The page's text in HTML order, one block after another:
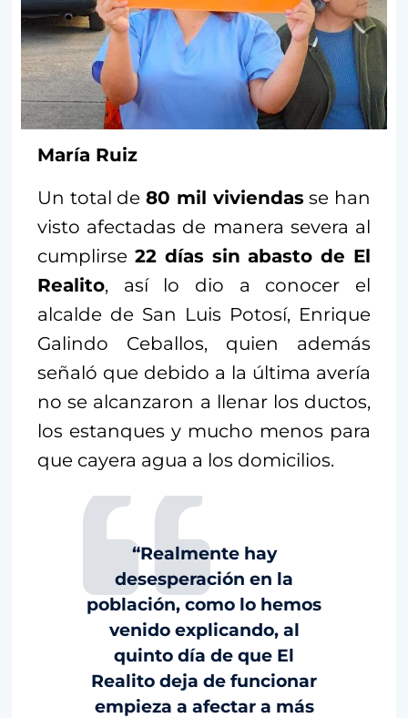
María Ruiz
Un total de80 mil viviendas se han
visto afectadas de manera severa al
cumplirse 22 días sin abasto de El
Realito, así lo dio a conocer el
alcalde de San Luis Potosí, Enrique
Galindo Ceballos, quien además
señaló que debido a la última avería
no se alcanzaron a llenar los ductos,
los estanques y mucho menos para
que cayera agua a los domicilios.
“Realmente hay
desesperación en la
población, como lo hemos
venido explicando, al
quinto día de que El
Realito deja de funcionar
empieza a afectar a más